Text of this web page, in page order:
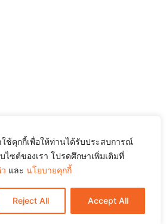
ใช้คุกกี้เพื่อให้ท่านได้รับประสบการณ์
ไซต์ของเรา โปรดศึกษาเพิ่มเติมที่
และ นโยบายคุกกี้
Reject All Accept All